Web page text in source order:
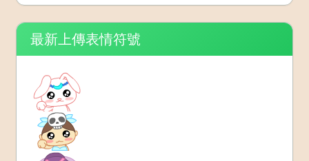
最新上傳表情符號